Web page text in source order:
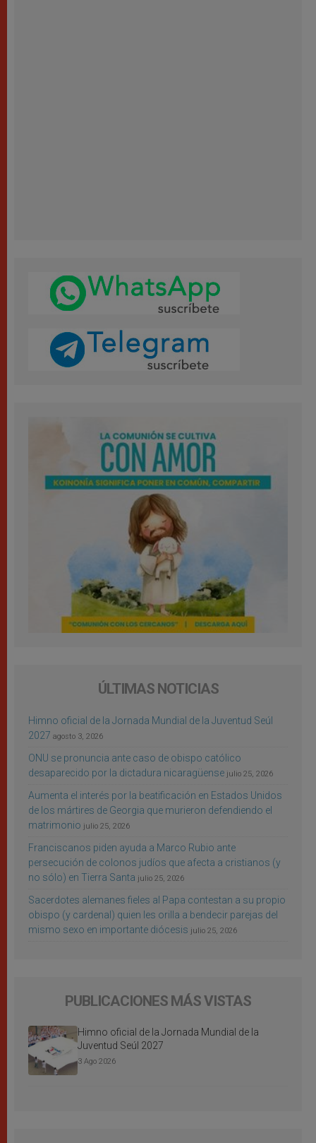
ÚLTIMAS NOTICIAS
Himno oficial de la Jornada Mundial de la Juventud Seúl
2027 agosto 3, 2026
ONU se pronuncia ante caso de obispo católico
desaparecido por la dictadura nicaragüense julio 25, 2026
Aumenta el interés por la beatificación en Estados Unidos
de los mártires de Georgia que murieron defendiendo el
matrimonio julio 25, 2026
Franciscanos piden ayuda a Marco Rubio ante
persecución de colonos judíos que afecta a cristianos (y
no sólo) en Tierra Santa julio 25, 2026
Sacerdotes alemanes fieles al Papa contestan a su propio
obispo (y cardenal) quien les orilla a bendecir parejas del
mismo sexo en importante diócesis julio 25, 2026
PUBLICACIONES MÁS VISTAS
Himno oficial de la Jornada Mundial de la
Juventud Seúl 2027
3 Ago 2026